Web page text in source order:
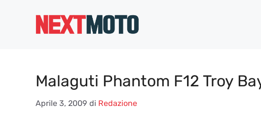
Malaguti Phantom F12 Troy
Aprile 3, 2009 di Redazione